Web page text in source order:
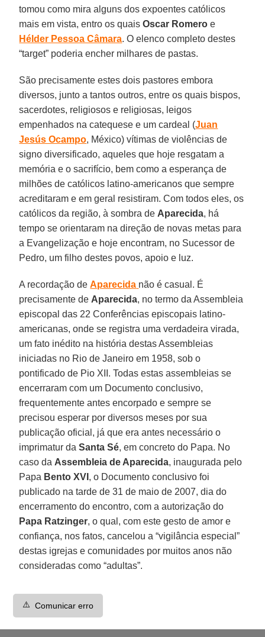
tomou como mira alguns dos expoentes católicos
mais em vista, entro os quaisOscar Romero e
Hélder Pessoa Câmara. O elenco completo destes
“target” poderia encher milhares de pastas.
São precisamente estes dois pastores embora
diversos, junto a tantos outros, entre os quais bispos,
sacerdotes, religiosos e religiosas, leigos
empenhados na catequese e um cardeal (Juan
Jesús Ocampo, México) vítimas de violências de
signo diversificado, aqueles que hoje resgatam a
memória e o sacrifício, bem como a esperança de
milhões de católicos latino-americanos que sempre
acreditaram e em geral resistiram. Com todos eles, os
católicos da região, à sombra de Aparecida, há
tempo se orientaram na direção de novas metas para
a Evangelização e hoje encontram, no Sucessor de
Pedro, um filho destes povos, apoio e luz.
A recordação deAparecida não é casual. É
precisamente de Aparecida, no termo da Assembleia
episcopal das 22 Conferências episcopais latino-
americanas, onde se registra uma verdadeira virada,
um fato inédito na história destas Assembleias
iniciadas no Rio de Janeiro em 1958, sob o
pontificado de Pio XII. Todas estas assembleias se
encerraram com um Documento conclusivo,
frequentemente antes encorpado e sempre se
precisou esperar por diversos meses por sua
publicação oficial, já que era antes necessário o
imprimatur daSanta Sé, em concreto do Papa. No
caso da Assembleia de Aparecida, inaugurada pelo
Papa Bento XVI , o Documento conclusivo foi
publicado na tarde de 31 de maio de 2007, dia do
encerramento do encontro, com a autorização do
Papa Ratzinger, o qual, com este gesto de amor e
confiança, nos fatos, cancelou a “vigilância especial”
destas igrejas e comunidades por muitos anos não
consideradas como “adultas”.
⚠️ Comunicar erro